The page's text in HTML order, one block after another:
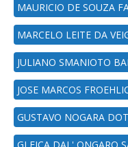
MAURICIO DE SOUZA
MARCELO LEITE DA
JULIANO SMANIOTO
JOSE MARCOS
GUSTAVO NOGARA